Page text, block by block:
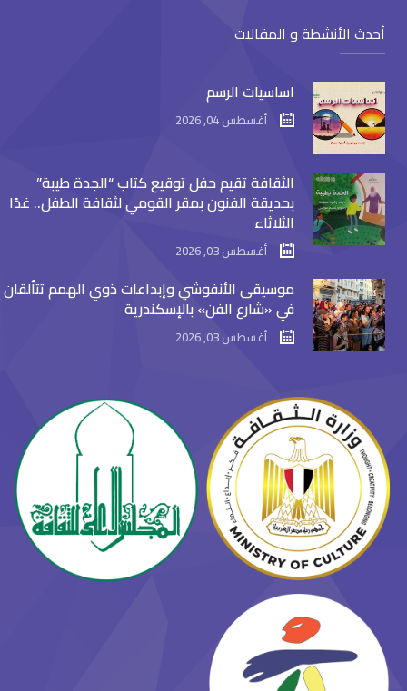
أحدث الأنشطة و المقالات
اساسيات الرسم
أغسطس 04, 2026
الثقافة تقيم حفل توقيع كتاب “الجدة طيبة”
بحديقة الفنون بمقر القومي لثقافة الطفل.. غدًا
الثلاثاء
أغسطس 03, 2026
موسيقى الأنفوشي وإبداعات ذوي الهمم تتألقان
في «شارع الفن» بالإسكندرية
أغسطس 03, 2026